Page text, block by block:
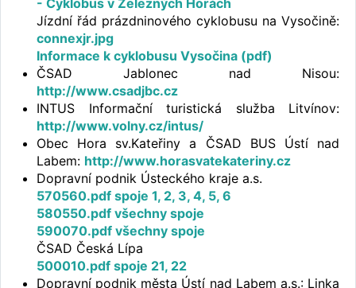
Jízdní řád prázdninového cyklobusu na Vysočině:
connexjr.jpg
Informace k cyklobusu Vysočina (pdf)
ČSAD Jablonec nad Nisou:
http://www.csadjbc.cz
INTUS Informační turistická služba Litvínov:
http://www.volny.cz/intus/
Obec Hora sv.Kateřiny a ČSAD BUS Ústí nad
Labem: http://www.horasvatekateriny.cz
Dopravní podnik Ústeckého kraje a.s.
570560.pdf spoje 1, 2, 3, 4, 5, 6
580550.pdf všechny spoje
590070.pdf všechny spoje
ČSAD Česká Lípa
500010.pdf spoje 21, 22
Dopravní podnik města Ústí nad Labem a.s.: Linka